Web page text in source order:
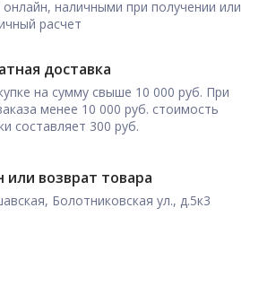
наличными при получении или
расчет
доставка
на сумму свыше 10 000 руб. При
менее 10 000 руб. стоимость
составляет 300 руб.
возврат товара
Болотниковская ул., д.5к3